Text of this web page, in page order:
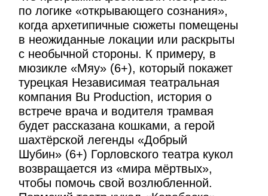
по логике «открывающего сознания»,
когда архетипичные сюжеты помещены
в неожиданные локации или раскрыты
с необычной стороны. К примеру, в
мюзикле «Мяу» (6+), который покажет
турецкая Независимая театральная
компания Bu Production, история о
встрече врача и водителя трамвая
будет рассказана кошками, а герой
шахтёрской легенды «Добрый
Шубин» (6+) Горловского театра кукол
возвращается из «мира мёртвых»,
чтобы помочь свой возлюбленной.